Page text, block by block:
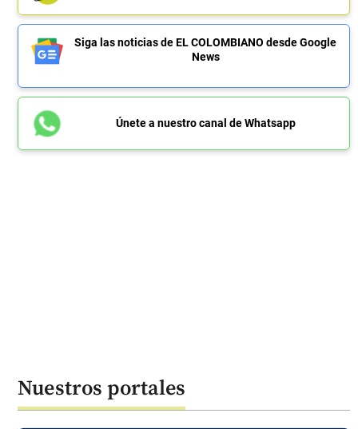
Siga las noticias de EL COLOMBIANO desde Google
News
Únete a nuestro canal de Whatsapp
Nuestros portales